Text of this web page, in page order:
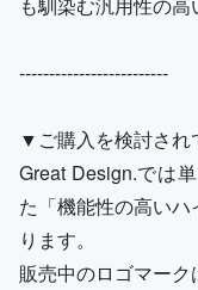
-------------------------
▼ご購入を検討され
Great Design.では
た「機能性の高い
ります。
販売中のロゴマー